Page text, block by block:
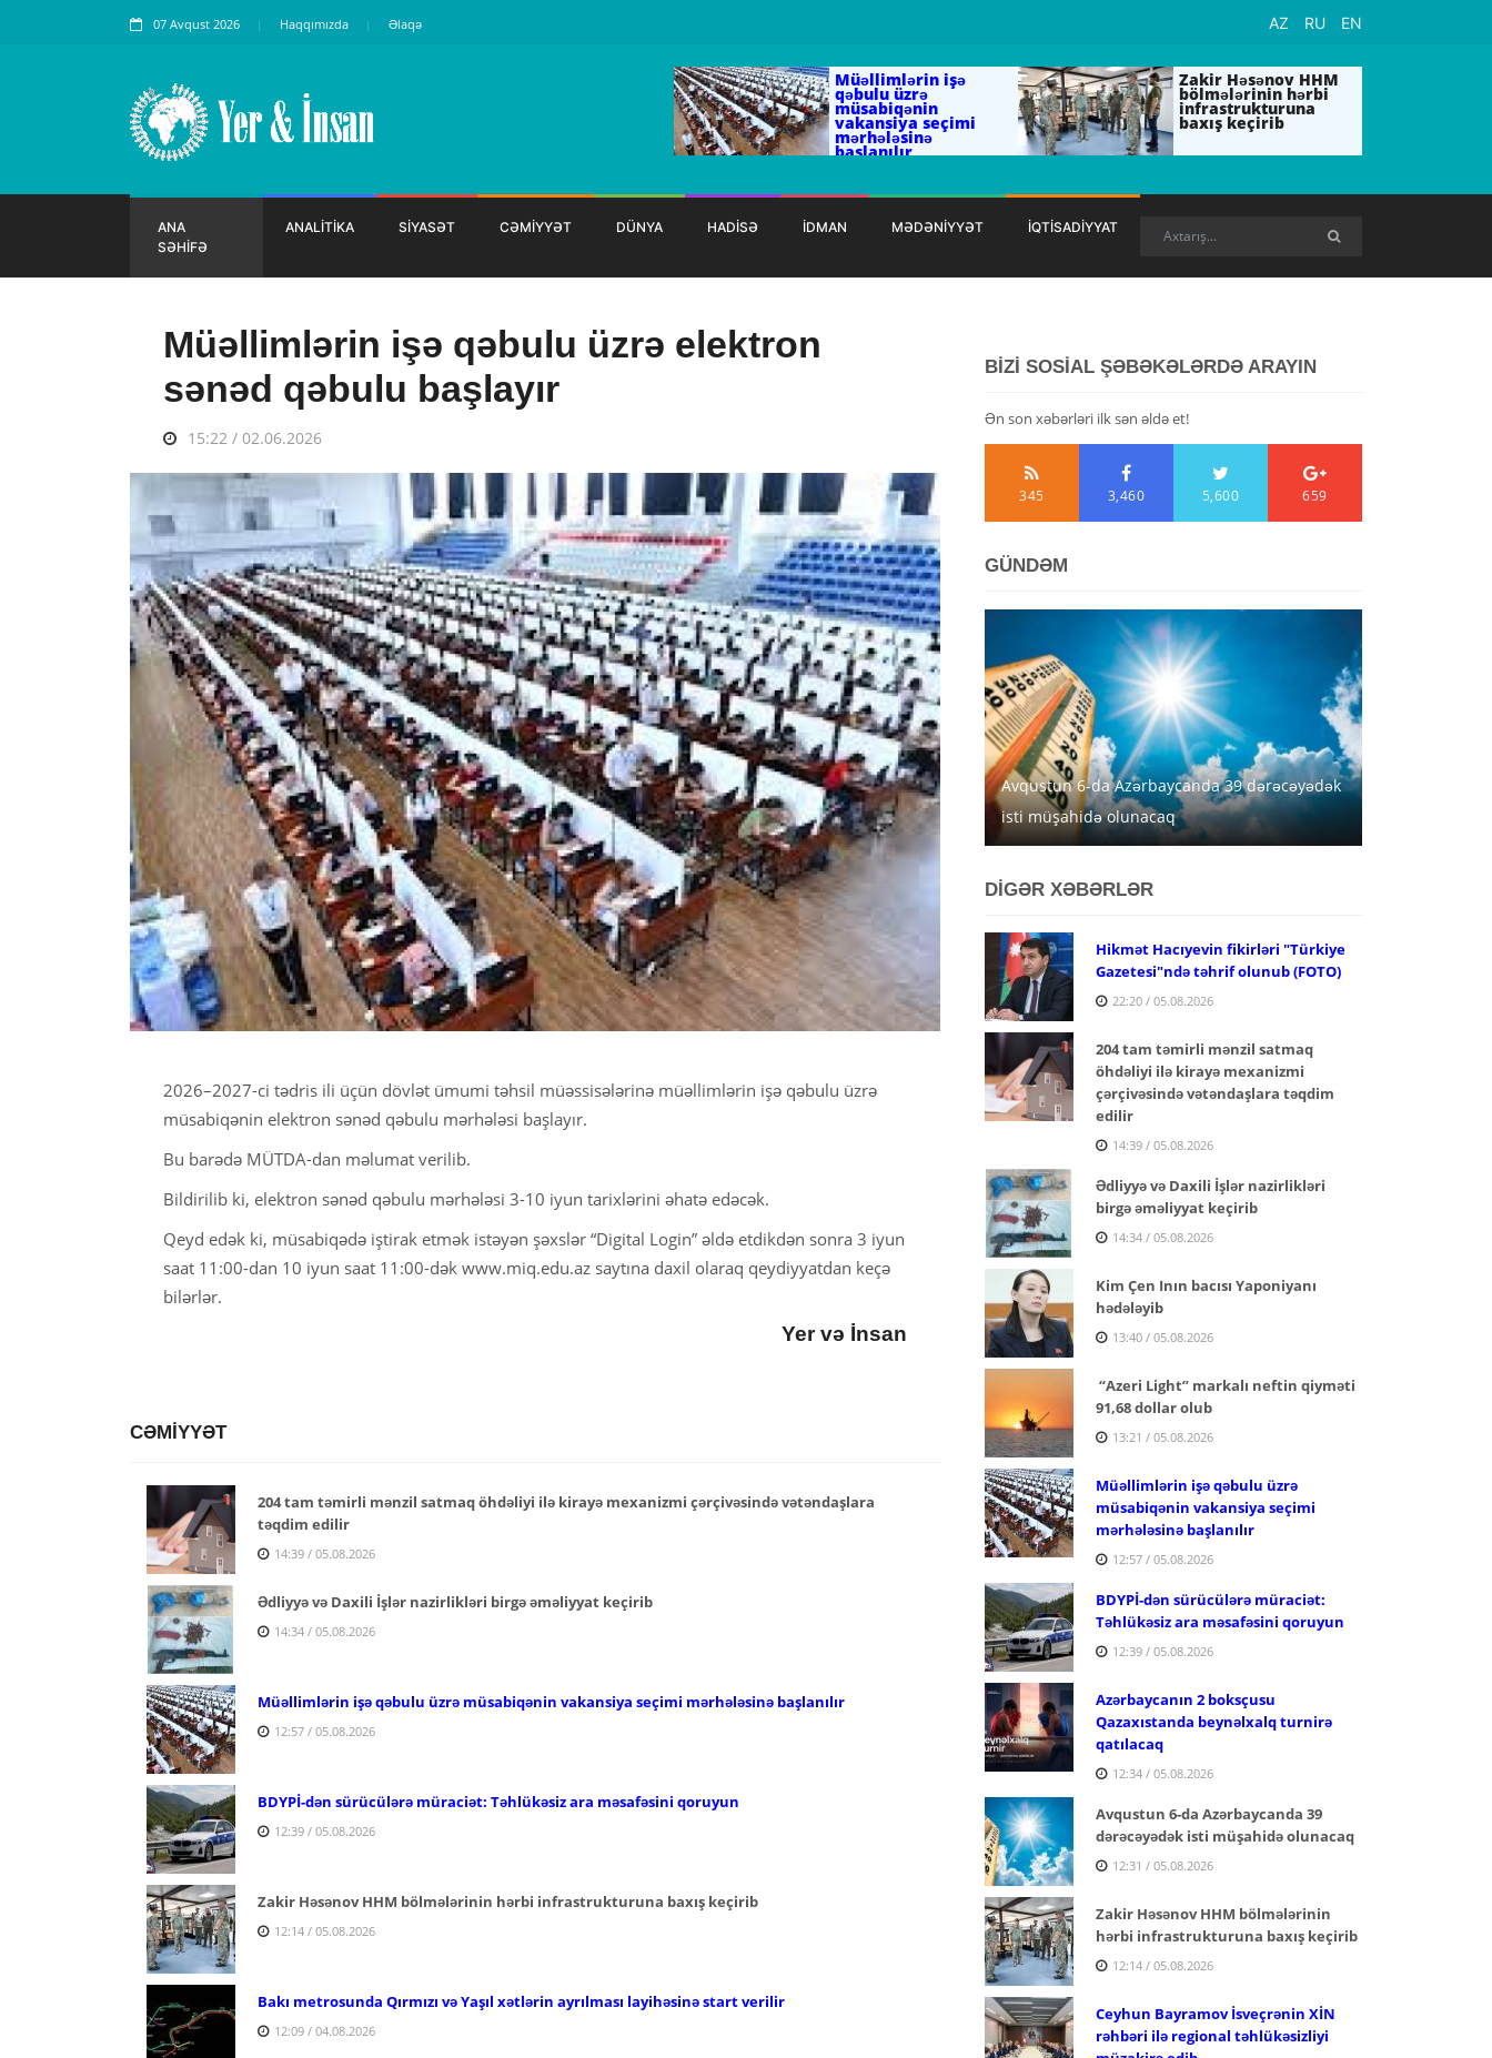
07 Avqust 2026 Haqqımızda Əlaqə AZ RU EN
Müəllimlərin işə
qəbulu üzrə
müsabiqənin
vakansiya seçimi
mərhələsinə
başlanılır
Zakir Həsənov HHM
bölmələrinin hərbi
infrastrukturuna
baxış keçirib
ANA
SƏHİFƏ
ANALİTİKA SİYASƏT CƏMİYYƏT DÜNYA HADİSƏ İDMAN MƏDƏNİYYƏT İQTİSADİYYAT
Müəllimlərin işə qəbulu üzrə elektron
sənəd qəbulu başlayır
15:22 / 02.06.2026
2026–2027-ci tədris ili üçün dövlət ümumi təhsil müəssisələrinə müəllimlərin işə qəbulu üzrə
müsabiqənin elektron sənəd qəbulu mərhələsi başlayır.
Bu barədə MÜTDA-dan məlumat verilib.
Bildirilib ki, elektron sənəd qəbulu mərhələsi 3-10 iyun tarixlərini əhatə edəcək.
Qeyd edək ki, müsabiqədə iştirak etmək istəyən şəxslər “Digital Login” əldə etdikdən sonra 3 iyun
saat 11:00-dan 10 iyun saat 11:00-dək www.miq.edu.az saytına daxil olaraq qeydiyyatdan keçə
bilərlər.
Yer və İnsan
CƏMİYYƏT
204 tam təmirli mənzil satmaq öhdəliyi ilə kirayə mexanizmi çərçivəsində vətəndaşlara
təqdim edilir
14:39 / 05.08.2026
Ədliyyə və Daxili İşlər nazirlikləri birgə əməliyyat keçirib
14:34 / 05.08.2026
Müəllimlərin işə qəbulu üzrə müsabiqənin vakansiya seçimi mərhələsinə başlanılır
12:57 / 05.08.2026
BDYPİ-dən sürücülərə müraciət: Təhlükəsiz ara məsafəsini qoruyun
12:39 / 05.08.2026
Zakir Həsənov HHM bölmələrinin hərbi infrastrukturuna baxış keçirib
12:14 / 05.08.2026
Bakı metrosunda Qırmızı və Yaşıl xətlərin ayrılması layihəsinə start verilir
12:09 / 04.08.2026
BİZİ SOSİAL ŞƏBƏKƏLƏRDƏ ARAYIN
Ən son xəbərləri ilk sən əldə et!
345 3,460 5,600 659
GÜNDƏM
Avqustun 6-da Azərbaycanda 39 dərəcəyədək
isti müşahidə olunacaq
DİGƏR XƏBƏRLƏR
Hikmət Hacıyevin fikirləri "Türkiye
Gazetesi"ndə təhrif olunub (FOTO)
22:20 / 05.08.2026
204 tam təmirli mənzil satmaq
öhdəliyi ilə kirayə mexanizmi
çərçivəsində vətəndaşlara təqdim
edilir
14:39 / 05.08.2026
Ədliyyə və Daxili İşlər nazirlikləri
birgə əməliyyat keçirib
14:34 / 05.08.2026
Kim Çen Inın bacısı Yaponiyanı
hədələyib
13:40 / 05.08.2026
“Azeri Light” markalı neftin qiyməti
91,68 dollar olub
13:21 / 05.08.2026
Müəllimlərin işə qəbulu üzrə
müsabiqənin vakansiya seçimi
mərhələsinə başlanılır
12:57 / 05.08.2026
BDYPİ-dən sürücülərə müraciət:
Təhlükəsiz ara məsafəsini qoruyun
12:39 / 05.08.2026
Azərbaycanın 2 boksçusu
Qazaxıstanda beynəlxalq turnirə
qatılacaq
12:34 / 05.08.2026
Avqustun 6-da Azərbaycanda 39
dərəcəyədək isti müşahidə olunacaq
12:31 / 05.08.2026
Zakir Həsənov HHM bölmələrinin
hərbi infrastrukturuna baxış keçirib
12:14 / 05.08.2026
Ceyhun Bayramov İsveçrənin XİN
rəhbəri ilə regional təhlükəsizliyi